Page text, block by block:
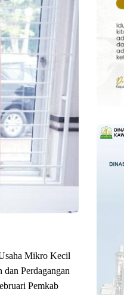
Mikro Kecil
Perdagangan
Pemkab